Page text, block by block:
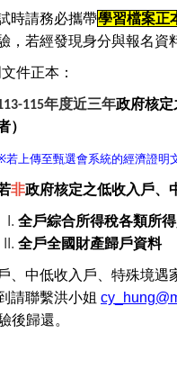
時請務必攜帶學習檔案正
，若經發現身分與報名資
件正本：
115年度近三年政府核定
）
若上傳至甄選會系統的經濟證明
非政府核定之低收入戶、
全戶綜合所得稅各類所
全戶全國財產歸戶資料
、中低收入戶、特殊境遇
請聯繫洪小姐
後歸還。